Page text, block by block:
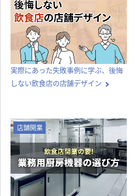
実際にあった失敗事例に学ぶ、後悔
しない飲食店の店舗デザイン
店舗開業